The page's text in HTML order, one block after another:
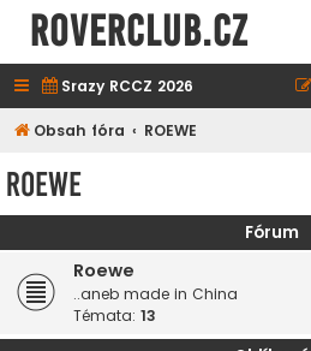
ROVERCLUB.cz
Srazy RCCZ 2026
Obsah fóra ROEWE
ROEWE
Fórum
Roewe
..aneb made in China
Témata: 13